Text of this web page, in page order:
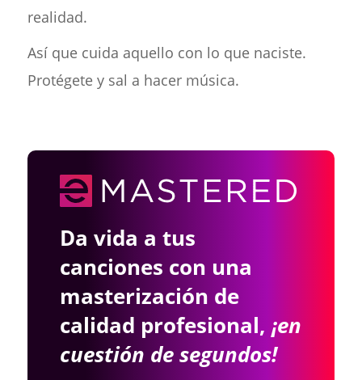
realidad.
Así que cuida aquello con lo que naciste.
Protégete y sal a hacer música.
Da vida a tus
canciones con una
masterización de
calidad profesional, ¡en
cuestión de segundos!